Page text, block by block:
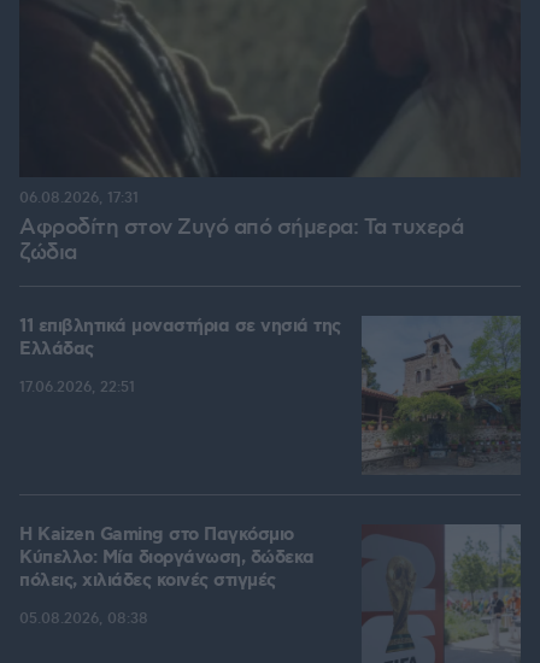
Αφροδίτη στον Ζυγό από σήμερα: Τα τυχερά
ζώδια
06.08.2026, 17:31
11 επιβλητικά μοναστήρια σε νησιά της
Ελλάδας
17.06.2026, 22:51
H Kaizen Gaming στο Παγκόσμιο
Kύπελλο: Μία διοργάνωση, δώδεκα
πόλεις, χιλιάδες κοινές στιγμές
05.08.2026, 08:38